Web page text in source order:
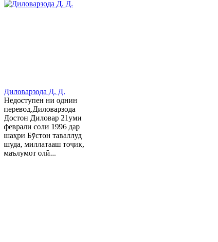
Диловарзода Д. Д.
Недоступен ни однин
перевод.Диловарзода
Достон Диловар 21уми
феврали соли 1996 дар
шаҳри Бӯстон таваллуд
шуда, миллатааш тоҷик,
маълумот олӣ...